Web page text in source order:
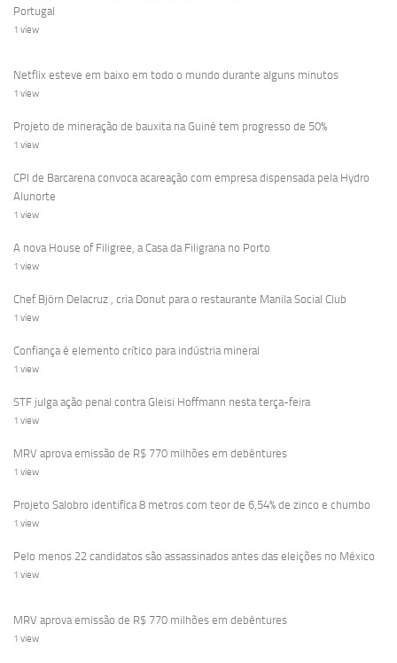
Portugal
1 view
Netflix esteve em baixo em todo o mundo durante alguns minutos
1 view
Projeto de mineração de bauxita na Guiné tem progresso de 50%
1 view
CPI de Barcarena convoca acareação com empresa dispensada pela Hydro
Alunorte
1 view
A nova House of Filigree, a Casa da Filigrana no Porto
1 view
Chef Björn Delacruz , cria Donut para o restaurante Manila Social Club
1 view
Confiança é elemento crítico para indústria mineral
1 view
STF julga ação penal contra Gleisi Hoffmann nesta terça-feira
1 view
MRV aprova emissão de R$ 770 milhões em debêntures
1 view
Projeto Salobro identifica 8 metros com teor de 6,54% de zinco e chumbo
1 view
Pelo menos 22 candidatos são assassinados antes das eleições no México
1 view
MRV aprova emissão de R$ 770 milhões em debêntures
1 view